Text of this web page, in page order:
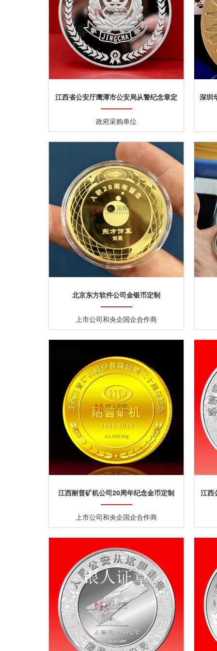
江西省公安厅鹰潭市公安局从警纪念章定
制
政府采购单位
深圳
北京东方软件公司金银币定制
上市公司和央企国企合作商
江西耐普矿机公司20周年纪念金币定制
上市公司和央企国企合作商
江西